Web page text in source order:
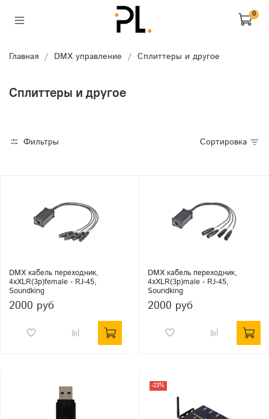
0
Главная DMX управление Сплиттеры и другое
Сплиттеры и другое
Фильтры Сортировка
DMX кабель переходник,
4хXLR(3p)female - RJ-45,
Soundking
2000 руб
DMX кабель переходник,
4хXLR(3p)male - RJ-45,
Soundking
2000 руб
-23%